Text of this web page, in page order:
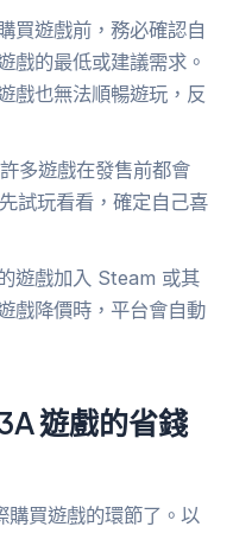
買遊戲前，務必確認自
戲的最低或建議需求。
戲也無法順暢遊玩，反
許多遊戲在發售前都會
試玩看看，確定自己喜
遊戲加入 Steam 或其
戲降價時，平台會自動
遊戲的省錢
購買遊戲的環節了。以